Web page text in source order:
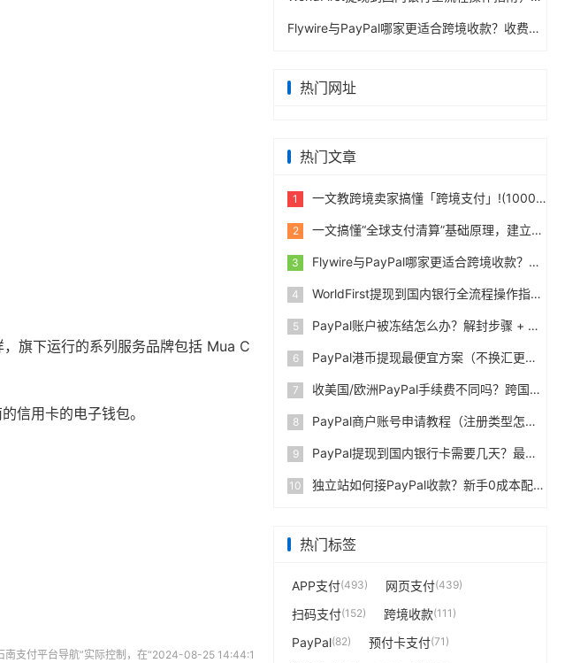
Flywire与PayPal哪家更适合跨境收款？收费到账体验全面评测
热门网址
热门文章
1 一文教跨境卖家搞懂「跨境支付」!(10000字)
2 一文搞懂“全球支付清算”基础原理，建立跨境支付底层认知
3 Flywire与PayPal哪家更适合跨境收款？收费到账体验全面评测
4 WorldFirst提现到国内银行全流程操作指南，卖家必读完整攻略
5 PayPal账户被冻结怎么办？解封步骤 + 防止再次限制指南
6 PayPal港币提现最便宜方案（不换汇更省钱）
7 收美国/欧洲PayPal手续费不同吗？跨国费率表曝光
8 PayPal商户账号申请教程（注册类型怎么选？避坑指南）
9 PayPal提现到国内银行卡需要几天？最便宜的方法公布
10 独立站如何接PayPal收款？新手0成本配置教程
热门标签
APP支付(493) 网页支付(439)
扫码支付(152) 跨境收款(111)
PayPal(82) 预付卡支付(71)